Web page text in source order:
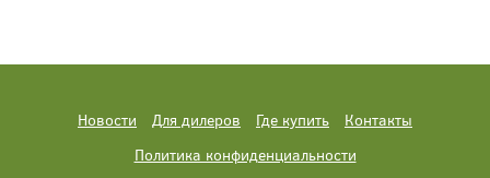
Новости Для дилеров Где купить
Контакты
Политика конфиденциальности